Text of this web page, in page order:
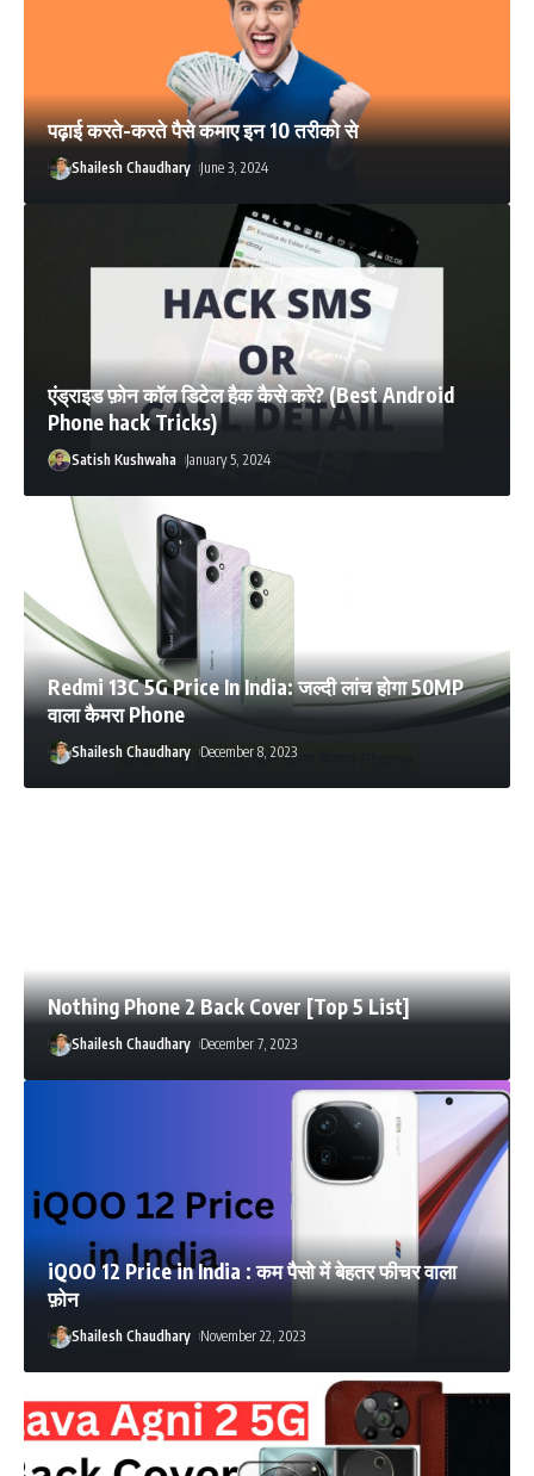
पढ़ाई करते-करते पैसे कमाए इन 10 तरीको से
Shailesh Chaudhary June 3, 2024
एंड्राइड फ़ोन कॉल डिटेल हैक कैसे करे? (Best Android
Phone hack Tricks)
Satish Kushwaha January 5, 2024
Redmi 13C 5G Price In India: जल्दी लांच होगा 50MP
वाला कैमरा Phone
Shailesh Chaudhary December 8, 2023
Nothing Phone 2 Back Cover [Top 5 List]
Shailesh Chaudhary December 7, 2023
iQOO 12 Price in India : कम पैसो में बेहतर फीचर वाला
फ़ोन
Shailesh Chaudhary November 22, 2023